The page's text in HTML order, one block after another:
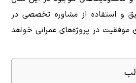
و استفاده از مشاوره تخصصی در
موفقیت در پروژه‌های عمرانی خواهد